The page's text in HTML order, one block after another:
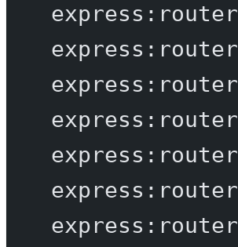
express:router
express:router
express:router
express:router
express:router
express:router
express:router